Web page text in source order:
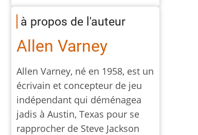
à propos de l'auteur
Allen Varney
Allen Varney, né en 1958, est un
écrivain et concepteur de jeu
indépendant qui déménagea
jadis à Austin, Texas pour se
rapprocher de Steve Jackson